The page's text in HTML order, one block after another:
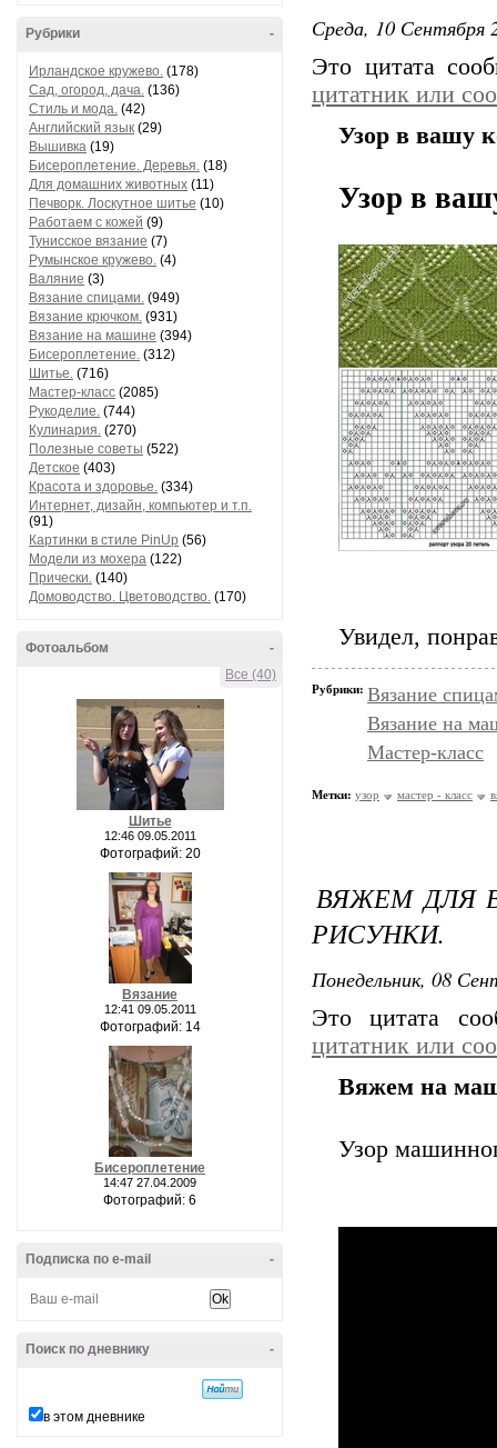
-
Рубрики
Ирландское кружево. (178)
Сад, огород, дача. (136)
Стиль и мода. (42)
Английский язык (29)
Вышивка (19)
Бисероплетение. Деревья. (18)
Для домашних животных (11)
Печворк. Лоскутное шитье (10)
Работаем с кожей (9)
Тунисское вязание (7)
Румынское кружево. (4)
Валяние (3)
Вязание спицами. (949)
Вязание крючком. (931)
Вязание на машине (394)
Бисероплетение. (312)
Шитье. (716)
Мастер-класс (2085)
Рукоделие. (744)
Кулинария. (270)
Полезные советы (522)
Детское (403)
Красота и здоровье. (334)
Интернет, дизайн, компьютер и т.п.
(91)
Картинки в стиле PinUp (56)
Модели из мохера (122)
Прически. (140)
Домоводство. Цветоводство. (170)
-
Фотоальбом
Все (40)
Шитье
12:46 09.05.2011
Фотографий: 20
Вязание
12:41 09.05.2011
Фотографий: 14
Бисероплетение
14:47 27.04.2009
Фотографий: 6
-
Подписка по e-mail
-
Поиск по дневнику
в этом дневнике
Среда, 10 Сентября
Это цитата
цитатник или
Узор в вашу
Узор в
Увидел,
Рубрики: Вязание
Вязание на
Мастер-класс
Метки: узор мастер - класс
ВЯЖЕМ ДЛЯ
РИСУНКИ.
Понедельник, 08
Это цитата
цитатник или
Вяжем на
Узор